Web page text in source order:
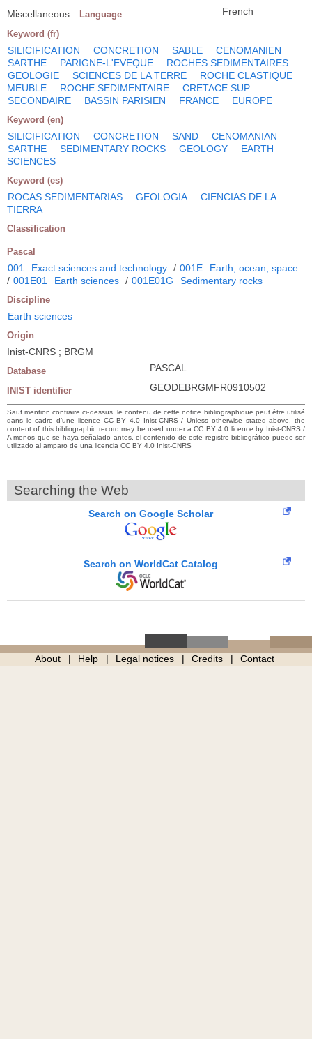
Miscellaneous Language French
Keyword (fr)
SILICIFICATION CONCRETION SABLE
CENOMANIEN
SARTHE
PARIGNE-L'EVEQUE
ROCHES SEDIMENTAIRES
GEOLOGIE
SCIENCES DE LA TERRE
ROCHE CLASTIQUE
MEUBLE
ROCHE SEDIMENTAIRE
CRETACE SUP
SECONDAIRE
BASSIN PARISIEN FRANCE EUROPE
Keyword (en)
SILICIFICATION CONCRETION SAND
CENOMANIAN
SARTHE
SEDIMENTARY ROCKS GEOLOGY
EARTH
SCIENCES
Keyword (es)
ROCAS SEDIMENTARIAS GEOLOGIA
CIENCIAS DE LA
TIERRA
Classification
Pascal
001 Exact sciences and technology / 001E
Earth, ocean, space
/ 001E01 Earth sciences / 001E01G Sedimentary rocks
Discipline
Earth sciences
Origin
Inist-CNRS ; BRGM
Database PASCAL
INIST identifier GEODEBRGMFR0910502
Sauf mention contraire ci-dessus, le contenu de cette notice bibliographique peut être utilisé
dans le cadre d’une licence CC BY 4.0 Inist-CNRS / Unless otherwise stated above, the
content of this bibliographic record may be used under a CC BY 4.0 licence by Inist-CNRS /
A menos que se haya señalado antes, el contenido de este registro bibliográfico puede ser
utilizado al amparo de una licencia CC BY 4.0 Inist-CNRS
Searching the Web
Search on Google Scholar
Search on WorldCat Catalog
About Help Legal notices Credits Contact